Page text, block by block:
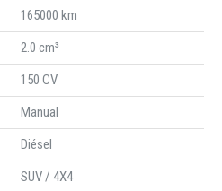
165000 km
2.0 cm³
150 CV
Manual
Diésel
SUV / 4X4